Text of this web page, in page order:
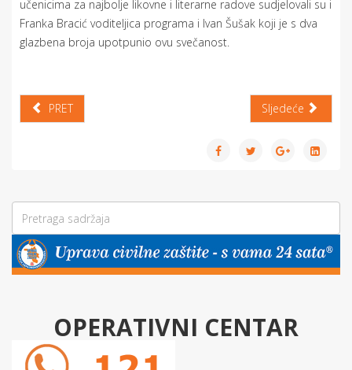
učenicima za najbolje likovne i literarne radove sudjelovali su i
Franka Bracić voditeljica programa i Ivan Šušak koji je s dva
glazbena broja upotpunio ovu svečanost.
PRET Sljedeće
OPERATIVNI CENTAR